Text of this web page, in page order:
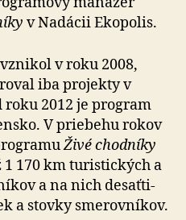
v Nadácii Ekopolis.
vznikol v roku 2008,
iba projekty v
2012 je program
V prie­be­hu rokov
Živé chodníky
170 km turistických a
a na nich de­sať­ti­
a stovky sme­rov­ní­kov.